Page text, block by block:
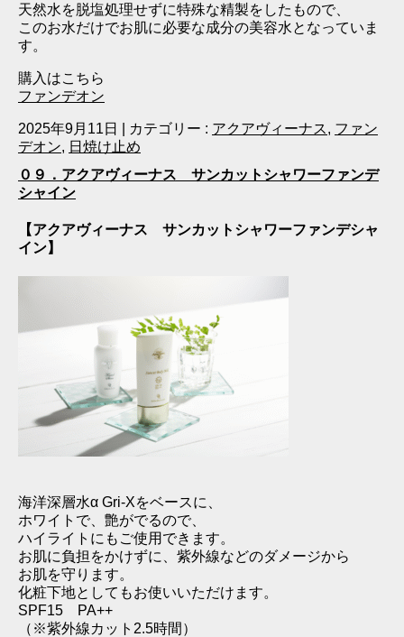
天然水を脱塩処理せずに特殊な精製をしたもので、
このお水だけでお肌に必要な成分の美容水となっていま
す。
購入はこちら
ファンデオン
2025年9月11日 カテゴリー : アクアヴィーナス, ファン
デオン, 日焼け止め
０９．アクアヴィーナス サンカットシャワーファンデ
シャイン
【アクアヴィーナス サンカットシャワーファンデシャ
イン】
海洋深層水α Gri-Xをベースに、
ホワイトで、艶がでるので、
ハイライトにもご使用できます。
お肌に負担をかけずに、紫外線などのダメージから
お肌を守ります。
化粧下地としてもお使いいただけます。
SPF15 PA++
（※紫外線カット2.5時間）